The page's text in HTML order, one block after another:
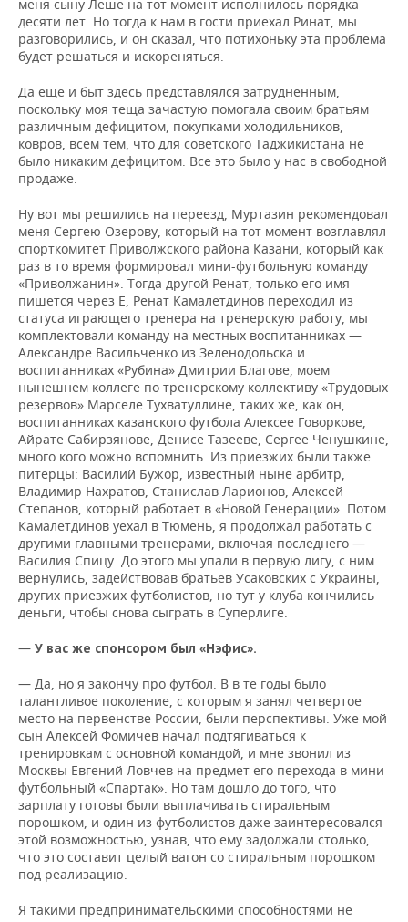
меня сыну Леше на тот момент исполнилось порядка
десяти лет. Но тогда к нам в гости приехал Ринат, мы
разговорились, и он сказал, что потихоньку эта проблема
будет решаться и искореняться.
Да еще и быт здесь представлялся затрудненным,
поскольку моя теща зачастую помогала своим братьям
различным дефицитом, покупками холодильников,
ковров, всем тем, что для советского Таджикистана не
было никаким дефицитом. Все это было у нас в свободной
продаже.
Ну вот мы решились на переезд, Муртазин рекомендовал
меня Сергею Озерову, который на тот момент возглавлял
спорткомитет Приволжского района Казани, который как
раз в то время формировал мини-футбольную команду
«Приволжанин». Тогда другой Ренат, только его имя
пишется через Е, Ренат Камалетдинов переходил из
статуса играющего тренера на тренерскую работу, мы
комплектовали команду на местных воспитанниках —
Александре Васильченко из Зеленодольска и
воспитанниках «Рубина» Дмитрии Благове, моем
нынешнем коллеге по тренерскому коллективу «Трудовых
резервов» Марселе Тухватуллине, таких же, как он,
воспитанниках казанского футбола Алексее Говоркове,
Айрате Сабирзянове, Денисе Тазееве, Сергее Ченушкине,
много кого можно вспомнить. Из приезжих были также
питерцы: Василий Бужор, известный ныне арбитр,
Владимир Нахратов, Станислав Ларионов, Алексей
Степанов, который работает в «Новой Генерации». Потом
Камалетдинов уехал в Тюмень, я продолжал работать с
другими главными тренерами, включая последнего —
Василия Спицу. До этого мы упали в первую лигу, с ним
вернулись, задействовав братьев Усаковских с Украины,
других приезжих футболистов, но тут у клуба кончились
деньги, чтобы снова сыграть в Суперлиге.
— У вас же спонсором был «Нэфис».
— Да, но я закончу про футбол. В в те годы было
талантливое поколение, с которым я занял четвертое
место на первенстве России, были перспективы. Уже мой
сын Алексей Фомичев начал подтягиваться к
тренировкам с основной командой, и мне звонил из
Москвы Евгений Ловчев на предмет его перехода в мини-
футбольный «Спартак». Но там дошло до того, что
зарплату готовы были выплачивать стиральным
порошком, и один из футболистов даже заинтересовался
этой возможностью, узнав, что ему задолжали столько,
что это составит целый вагон со стиральным порошком
под реализацию.
Я такими предпринимательскими способностями не